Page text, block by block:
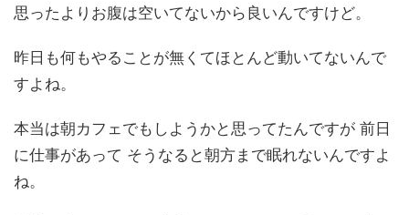
思ったよりお腹は空いてないから良いんですけど。
昨日も何もやることが無くてほとんど動いてないんで
すよね。
本当は朝カフェでもしようかと思ってたんですが 前日
に仕事があって そうなると朝方まで眠れないんですよ
ね。